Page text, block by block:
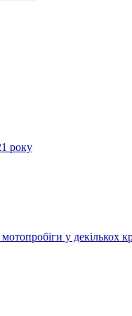
року
у декількох